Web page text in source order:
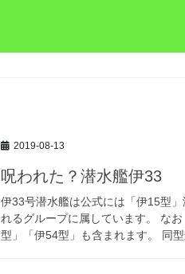
2019-08-13
呪われた？潜水艦伊33
伊33号潜水艦は公式には「伊15型
れるグループに属しています。 な
型」「伊54型」も含まれます。 同